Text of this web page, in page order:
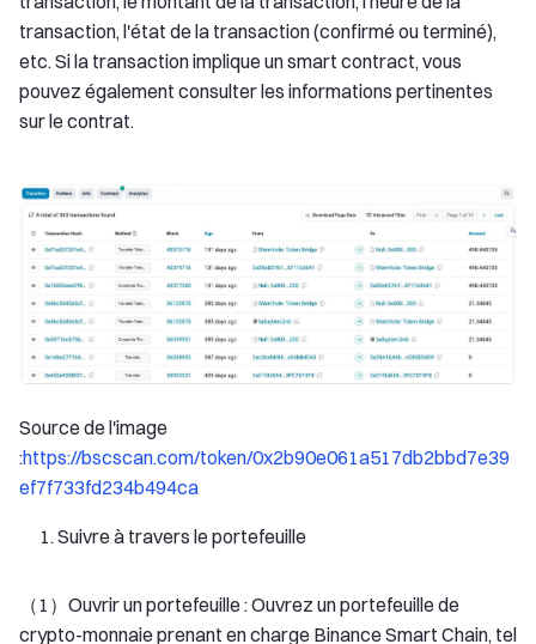
transaction, l'état de la transaction (confirmé ou terminé),
etc. Si la transaction implique un smart contract, vous
pouvez également consulter les informations pertinentes
sur le contrat.
Source de l'image
:https://bscscan.com/token/0x2b90e061a517db2bbd7e39
ef7f733fd234b494ca
Suivre à travers le portefeuille
（1）Ouvrir un portefeuille : Ouvrez un portefeuille de
crypto-monnaie prenant en charge Binance Smart Chain, tel